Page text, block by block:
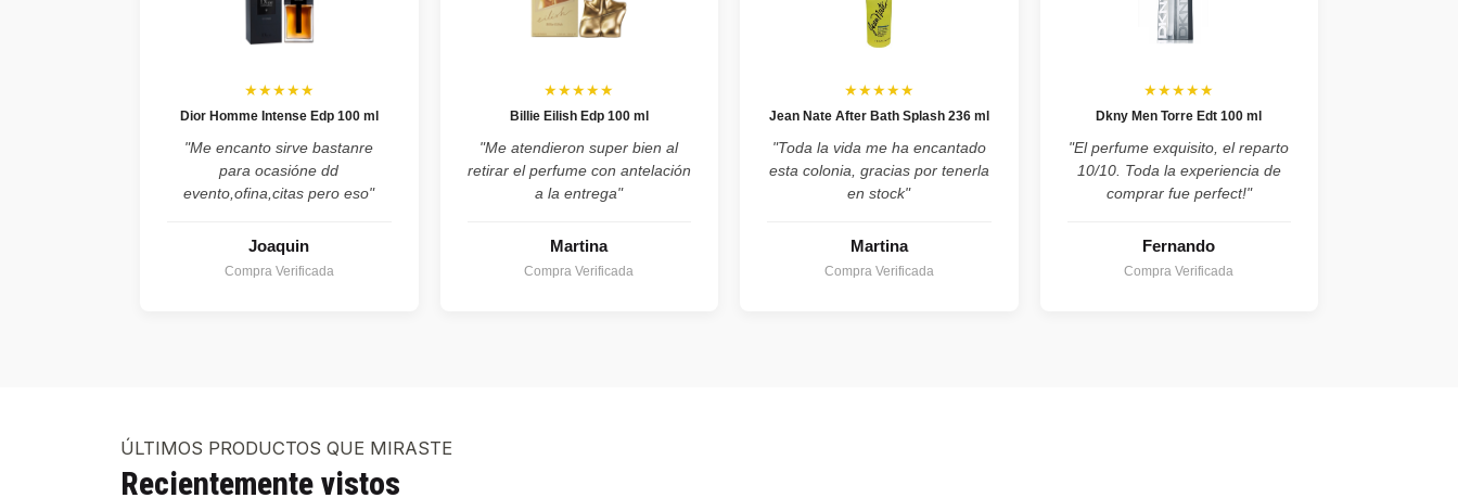
★★★★★
Dior Homme Intense Edp 100 ml
"Me encanto sirve bastanre
para ocasióne dd
evento,ofina,citas pero eso"
Joaquin
Compra Verificada
★★★★★
Billie Eilish Edp 100 ml
"Me atendieron super bien al
retirar el perfume con antelación
a la entrega"
Martina
Compra Verificada
★★★★★
Jean Nate After Bath Splash 236 ml
"Toda la vida me ha encantado
esta colonia, gracias por tenerla
en stock"
Martina
Compra Verificada
★★★★★
Dkny Men Torre Edt 100 ml
"El perfume exquisito, el reparto
10/10. Toda la experiencia de
comprar fue perfect!"
Fernando
Compra Verificada
ÚLTIMOS PRODUCTOS QUE MIRASTE
Recientemente vistos